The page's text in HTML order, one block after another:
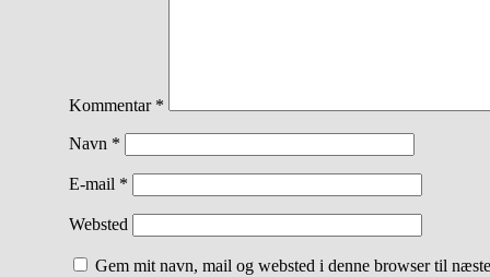
Kommentar *
Navn *
E-mail *
Websted
Gem mit navn, mail og websted i denne browser til